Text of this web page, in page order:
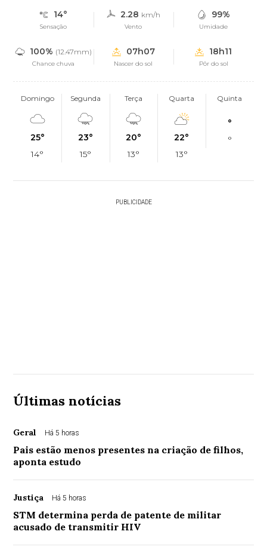
14°
Sensação
2.28 km/h
Vento
99%
Umidade
100% (12.47mm)
Chance chuva
07h07
Nascer do sol
18h11
Pôr do sol
Domingo
25°
14°
Segunda
23°
15°
Terça
20°
13°
Quarta
22°
13°
Quinta
°
°
PUBLICIDADE
Últimas notícias
Geral Há 5 horas
Pais estão menos presentes na criação de filhos,
aponta estudo
Justiça Há 5 horas
STM determina perda de patente de militar
acusado de transmitir HIV